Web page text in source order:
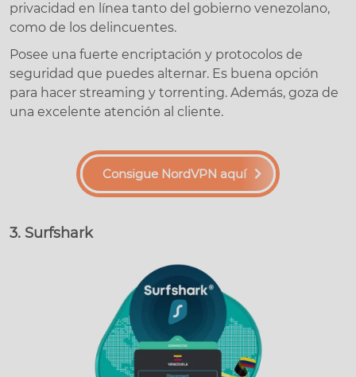
privacidad en línea tanto del gobierno venezolano,
como de los delincuentes.
Posee una fuerte encriptación y protocolos de
seguridad que puedes alternar. Es buena opción
para hacer streaming y torrenting. Además, goza de
una excelente atención al cliente.
Consigue NordVPN aquí
3. Surfshark